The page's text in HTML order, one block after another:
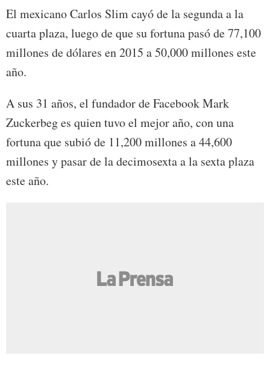
El mexicano Carlos Slim cayó de la segunda a la
cuarta plaza, luego de que su fortuna pasó de 77,100
millones de dólares en 2015 a 50,000 millones este
año.
A sus 31 años, el fundador de Facebook Mark
Zuckerbeg es quien tuvo el mejor año, con una
fortuna que subió de 11,200 millones a 44,600
millones y pasar de la decimosexta a la sexta plaza
este año.